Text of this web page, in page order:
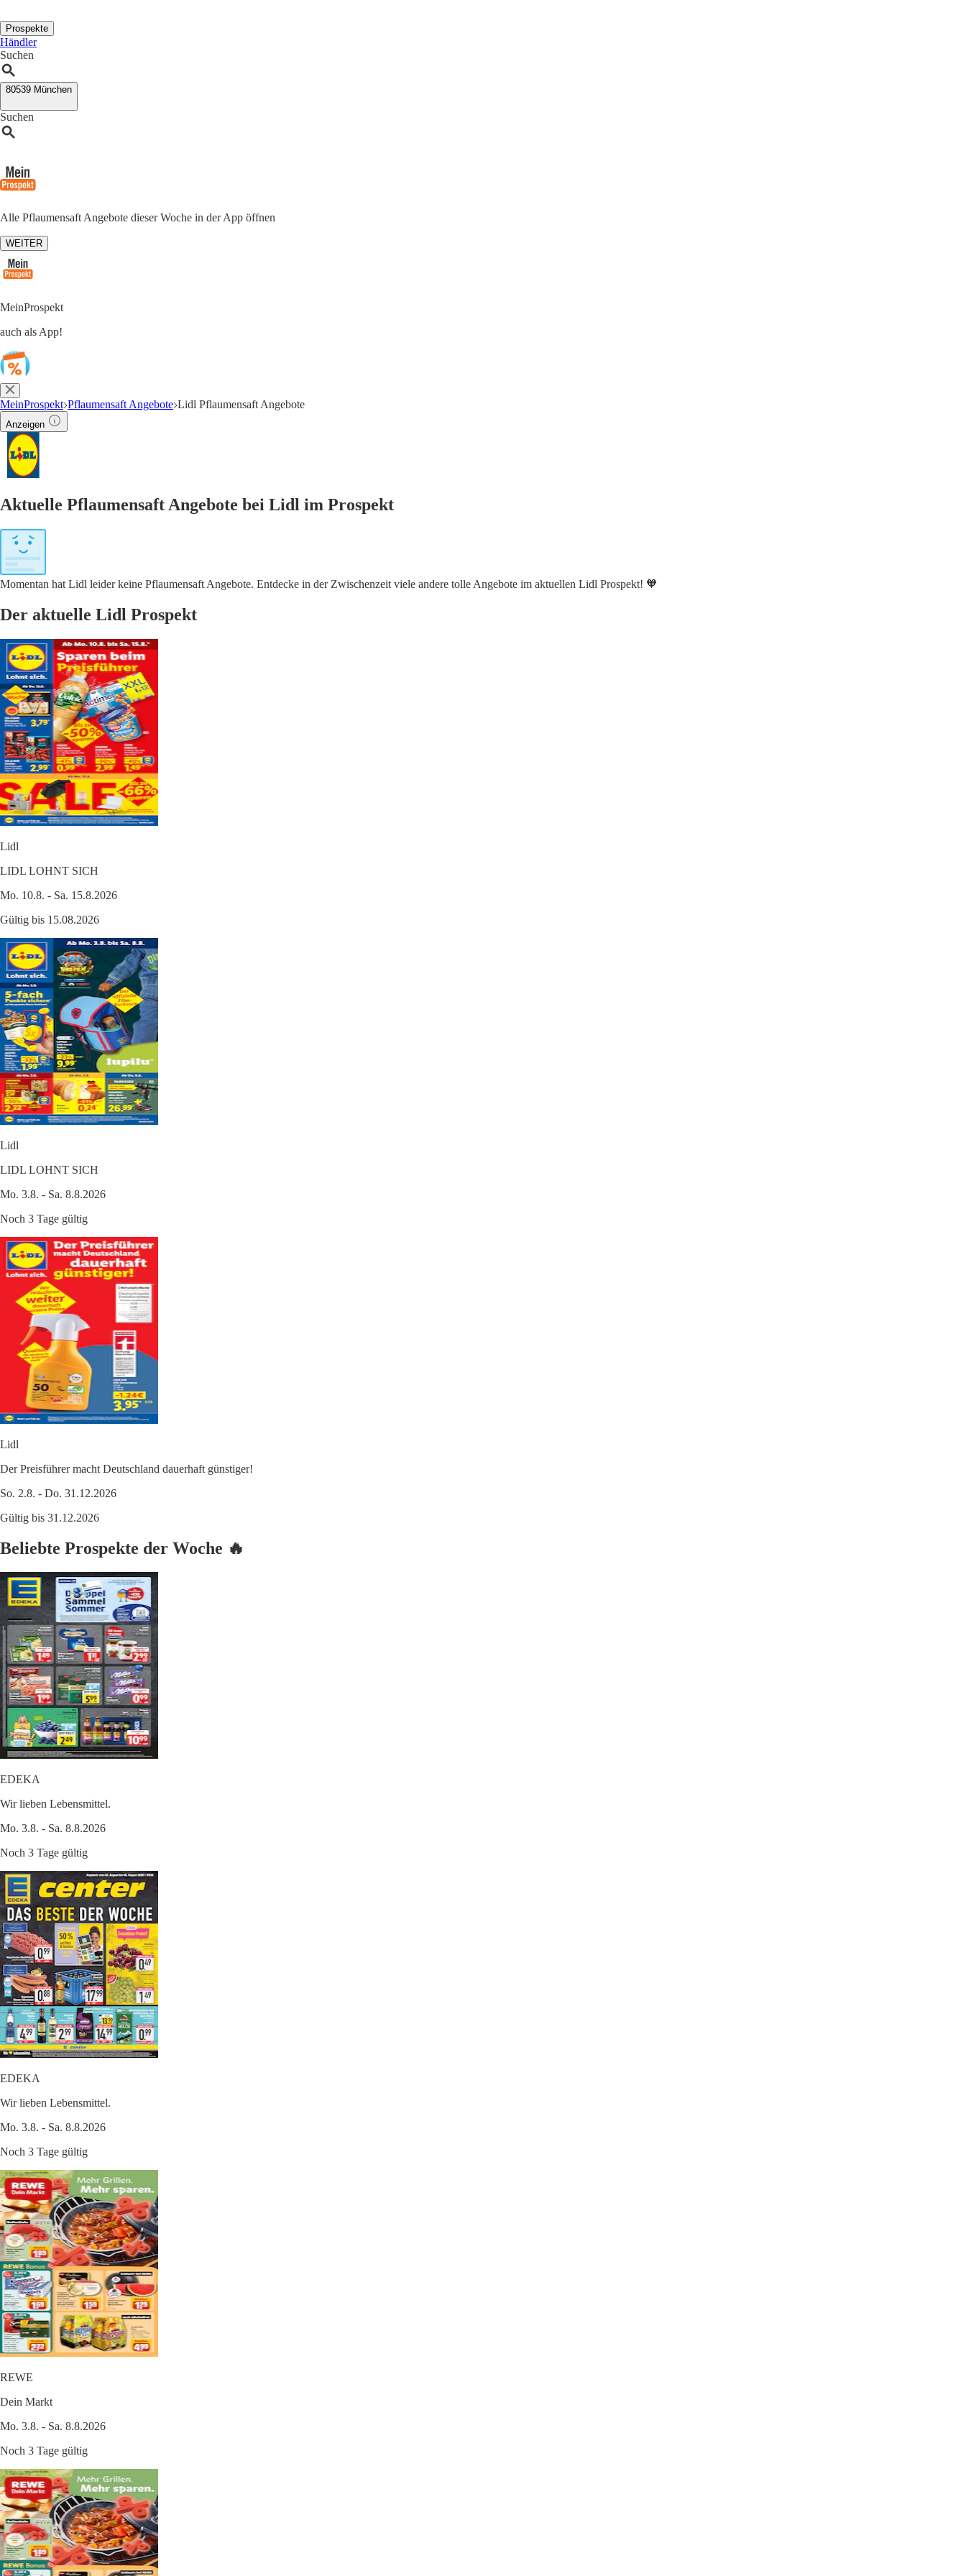
Prospekte
Händler
Suchen
80539 München
Suchen
Alle Pflaumensaft Angebote dieser Woche in der App öffnen
WEITER
MeinProspekt
auch als App!
MeinProspekt Pflaumensaft Angebote Lidl Pflaumensaft Angebote
Anzeigen
Aktuelle Pflaumensaft Angebote bei Lidl im Prospekt
Momentan hat Lidl leider keine Pflaumensaft Angebote. Entdecke in der Zwischenzeit viele andere tolle Angebote im aktuellen Lidl Prospekt! 🧡
Der aktuelle Lidl Prospekt
Lidl
LIDL LOHNT SICH
Mo. 10.8. - Sa. 15.8.2026
Gültig bis 15.08.2026
Lidl
LIDL LOHNT SICH
Mo. 3.8. - Sa. 8.8.2026
Noch 3 Tage gültig
Lidl
Der Preisführer macht Deutschland dauerhaft günstiger!
So. 2.8. - Do. 31.12.2026
Gültig bis 31.12.2026
Beliebte Prospekte der Woche 🔥
EDEKA
Wir lieben Lebensmittel.
Mo. 3.8. - Sa. 8.8.2026
Noch 3 Tage gültig
EDEKA
Wir lieben Lebensmittel.
Mo. 3.8. - Sa. 8.8.2026
Noch 3 Tage gültig
REWE
Dein Markt
Mo. 3.8. - Sa. 8.8.2026
Noch 3 Tage gültig